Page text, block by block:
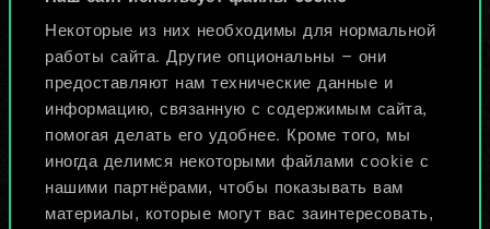
Некоторые из них необходимы для нормальной
работы сайта. Другие опциональны — они
предоставляют нам технические данные и
информацию, связанную с содержимым сайта,
помогая делать его удобнее. Кроме того, мы
иногда делимся некоторыми файлами cookie с
нашими партнёрами, чтобы показывать вам
материалы, которые могут вас заинтересовать,
игроки.
Но их может быть
больше!